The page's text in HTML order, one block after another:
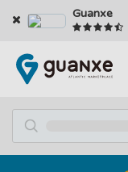
Guanxe